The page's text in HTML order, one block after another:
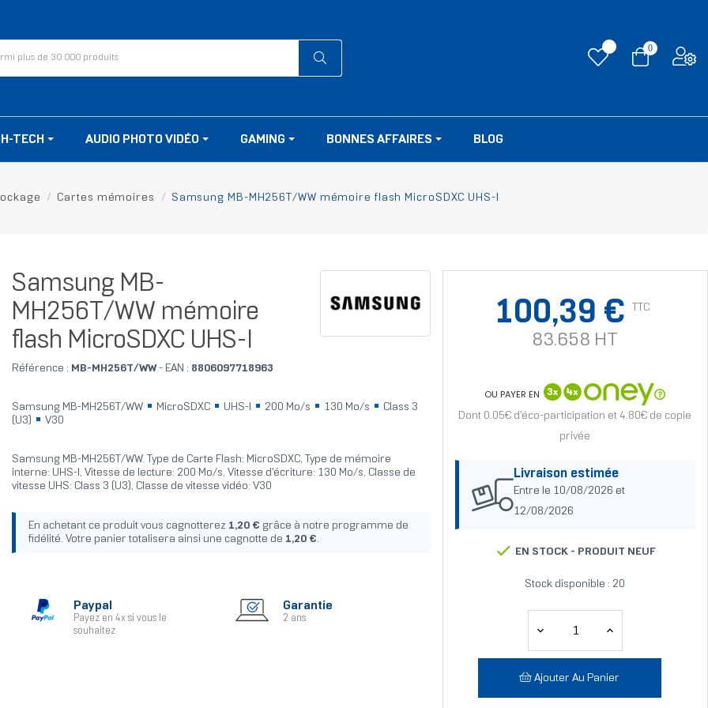
0
TECH AUDIO PHOTO VIDÉO GAMING BONNES AFFAIRES BLOG
Cartes mémoires Samsung MB-MH256T/WW mémoire flash MicroSDXC UHS-I
Samsung MB-
MH256T/WW mémoire
flash MicroSDXC UHS-I
Référence : MB-MH256T/WW- EAN : 8806097718963
Samsung MB-MH256T/WW MicroSDXC UHS-I 200 Mo/s 130 Mo/s
Class 3
(U3)
V30
Samsung MB-MH256T/WW. Type de Carte Flash: MicroSDXC, Type de mémoire
interne: UHS-I, Vitesse de lecture: 200 Mo/s, Vitesse d'écriture: 130 Mo/s, Classe de
vitesse UHS: Class 3 (U3), Classe de vitesse vidéo: V30
En achetant ce produit vous cagnotterez 1,20 € grâce à notre programme de
fidélité. Votre panier totalisera ainsi une cagnotte de 1,20 €.
Paypal
Payez en 4x si vous le
souhaitez
Garantie
2 ans
100,39 € TTC
83.658 HT
OU PAYER EN
Dont 0.05€ d'éco-participation et 4.80€ de copie
privée
Livraison estimée
Entre le 10/08/2026 et
12/08/2026
EN STOCK - PRODUIT NEUF
Stock disponible : 20
Ajouter Au Panier